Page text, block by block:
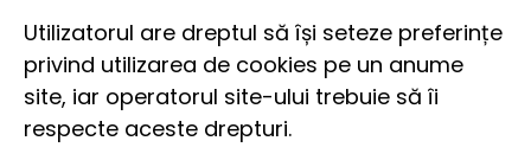
Utilizatorul are dreptul să își seteze preferințe
privind utilizarea de cookies pe un anume
site, iar operatorul site-ului trebuie să îi
respecte aceste drepturi.